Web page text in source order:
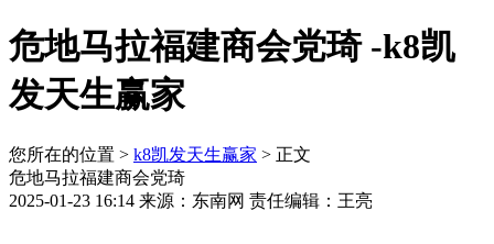
危地马拉福建商会党琦 -k8凯
发天生赢家
您所在的位置 > k8凯发天生赢家 > 正文
危地马拉福建商会党琦
2025-01-23 16:14 来源：东南网 责任编辑：王亮